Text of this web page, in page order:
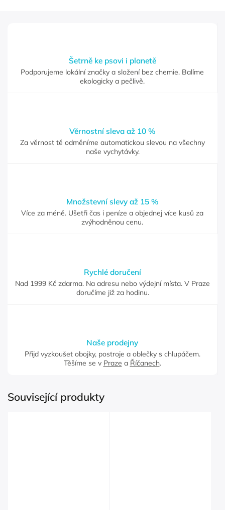
Šetrně ke psovi i planetě
Podporujeme lokální značky a složení bez chemie. Balíme
ekologicky a pečlivě.
Věrnostní sleva až 10 %
Za věrnost tě odměníme automatickou slevou na všechny
naše vychytávky.
Množstevní slevy až 15 %
Více za méně. Ušetři čas i peníze a objednej více kusů za
zvýhodněnou cenu.
Rychlé doručení
Nad 1999 Kč zdarma. Na adresu nebo výdejní místa. V Praze
doručíme již za hodinu.
Naše prodejny
Přijď vyzkoušet obojky, postroje a oblečky s chlupáčem.
Těšíme se v Praze a Říčanech.
Související produkty